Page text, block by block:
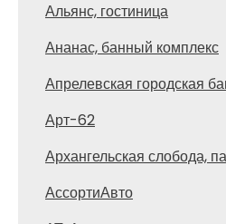
Альянс, гостиница
Ананас, банный комплекс
Апрелевская городская
Арт-62
Архангельская слобода,
АссортиАвто